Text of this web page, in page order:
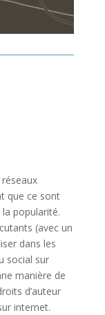
que ce sont
popularité.
(avec un
dans les
social sur
manière de
d’auteur
internet.